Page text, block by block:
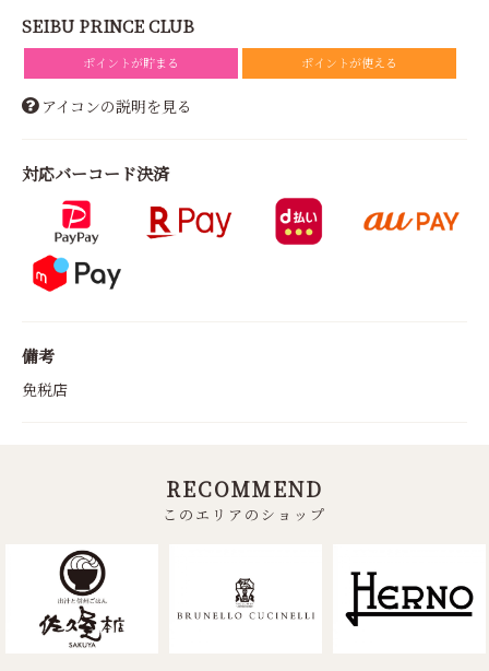
SEIBU PRINCE CLUB
ポイントが貯まる ポイントが使える
アイコンの説明を見る
対応バーコード決済
備考
免税店
RECOMMEND
このエリアのショップ